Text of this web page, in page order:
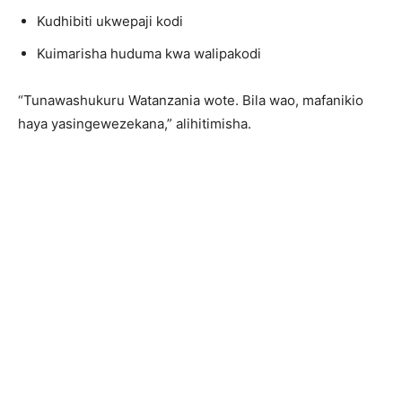
Kudhibiti ukwepaji kodi
Kuimarisha huduma kwa walipakodi
“Tunawashukuru Watanzania wote. Bila wao, mafanikio
haya yasingewezekana,” alihitimisha.